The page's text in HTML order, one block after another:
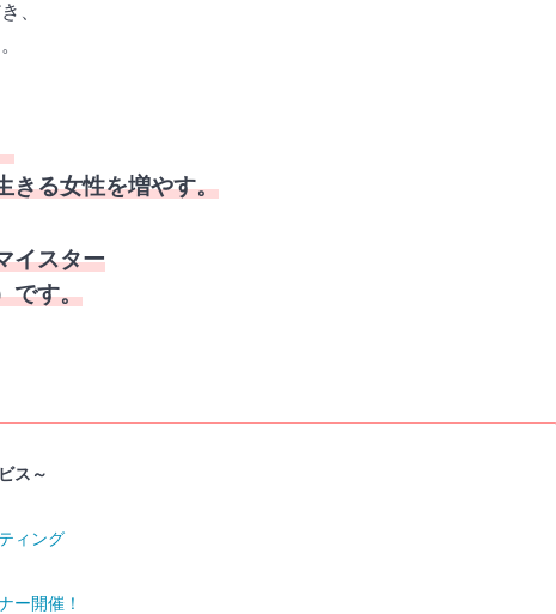
、
きる女性を増やす。
イスター
です。
ス～
ィング
ー開催！